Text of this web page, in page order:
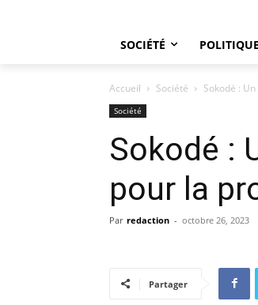
SOCIÉTÉ POLITIQUE
Accueil Société Sokodé :
Société
Sokodé :
pour la
Par redaction - octobre 26, 2023
Partager